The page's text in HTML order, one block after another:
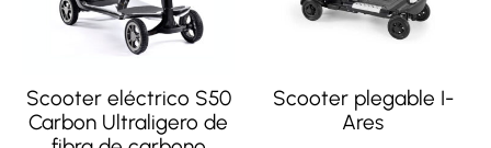
Scooter eléctrico S50
Carbon Ultraligero de
Scooter plegable I-
Ares